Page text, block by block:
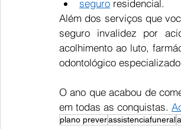
seguro residencial.
Além dos serviços que
seguro invalidez por
acolhimento ao luto,
odontológico
O ano que acabou de
em todas as conquistas.
plano preverassistenciafuneral